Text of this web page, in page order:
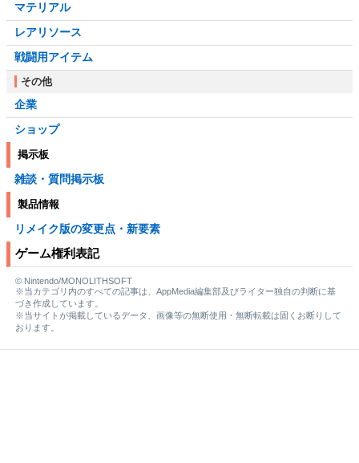
マテリアル
レアリソース
戦闘用アイテム
その他
企業
ショップ
掲示板
雑談・質問掲示板
製品情報
リメイク版の変更点・新要素
ゲーム権利表記
© Nintendo/MONOLITHSOFT
※当カテゴリ内のすべての記事は、AppMedia編集部及びライター独自の判断に基
づき作成しています。
※当サイトが掲載しているデータ、画像等の無断使用・無断転載は固くお断りして
おります。